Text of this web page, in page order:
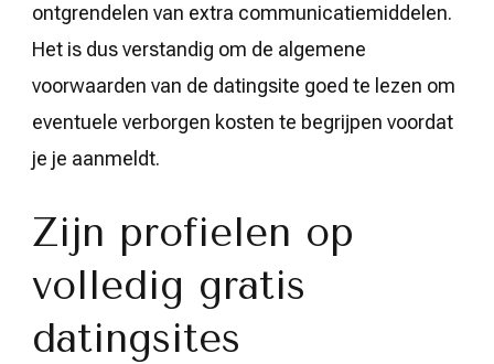
ontgrendelen van extra communicatiemiddelen.
Het is dus verstandig om de algemene
voorwaarden van de datingsite goed te lezen om
eventuele verborgen kosten te begrijpen voordat
je je aanmeldt.
Zijn profielen op
volledig gratis
datingsites